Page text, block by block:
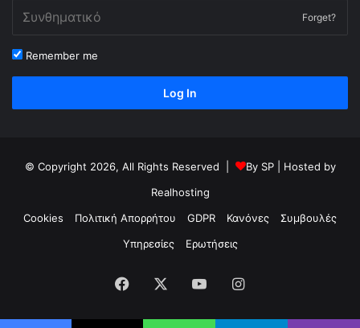
Forget?
Remember me
Log In
© Copyright 2026, All Rights Reserved | By SP| Hosted by
Realhosting
Cookies
Πολιτική Απορρήτου GDPR Κανόνες
Συμβουλές
Υπηρεσίες
Ερωτήσεις
Facebook YouTubeInstagram